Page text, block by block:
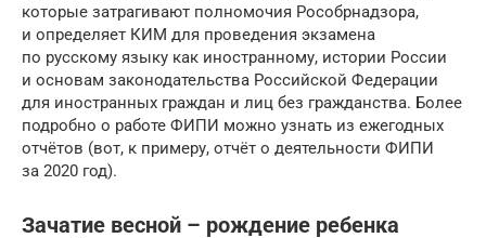
которые затрагивают полномочия Рособрнадзора,
и определяет КИМ для проведения экзамена
по русскому языку как иностранному, истории России
и основам законодательства Российской Федерации
для иностранных граждан и лиц без гражданства. Более
подробно о работе ФИПИ можно узнать из ежегодных
отчётов (вот, к примеру, отчёт о деятельности ФИПИ
за 2020 год).
Зачатие весной – рождение ребенка